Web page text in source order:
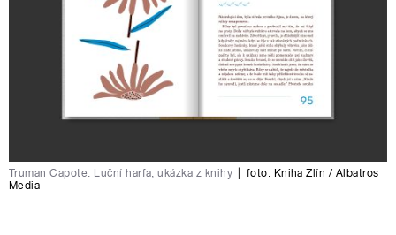
Truman Capote: Luční harfa, ukázka z knihy foto: Kniha Zlín / Albatros
Media